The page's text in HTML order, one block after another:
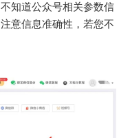
知道公众号相关参数信
意信息准确性，若您不